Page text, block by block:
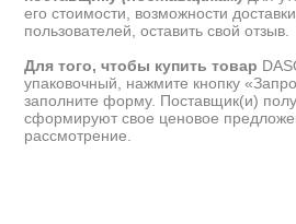
его стоимости, возможности
пользователей, оставить свой отзыв.
Для того, чтобы купить товар
упаковочный, нажмите кнопку
заполните форму. Поставщик(и)
сформируют свое ценовое
рассмотрение.